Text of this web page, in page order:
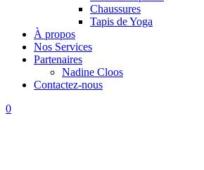
Chaussures
Tapis de Yoga
À propos
Nos Services
Partenaires
Nadine Cloos
Contactez-nous
0